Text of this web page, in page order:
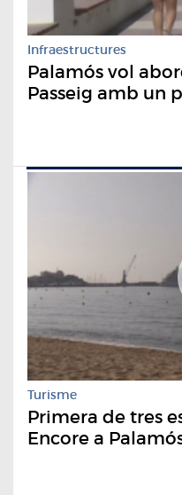
Infraestructures
Palamós vol
Passeig amb un
Turisme
Primera de tres
Encore a